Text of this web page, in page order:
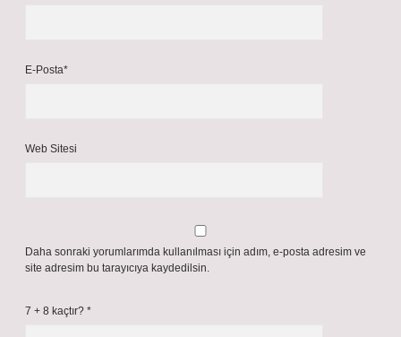
E-Posta*
Web Sitesi
Daha sonraki yorumlarımda kullanılması için adım, e-posta adresim ve
site adresim bu tarayıcıya kaydedilsin.
7 + 8 kaçtır? *